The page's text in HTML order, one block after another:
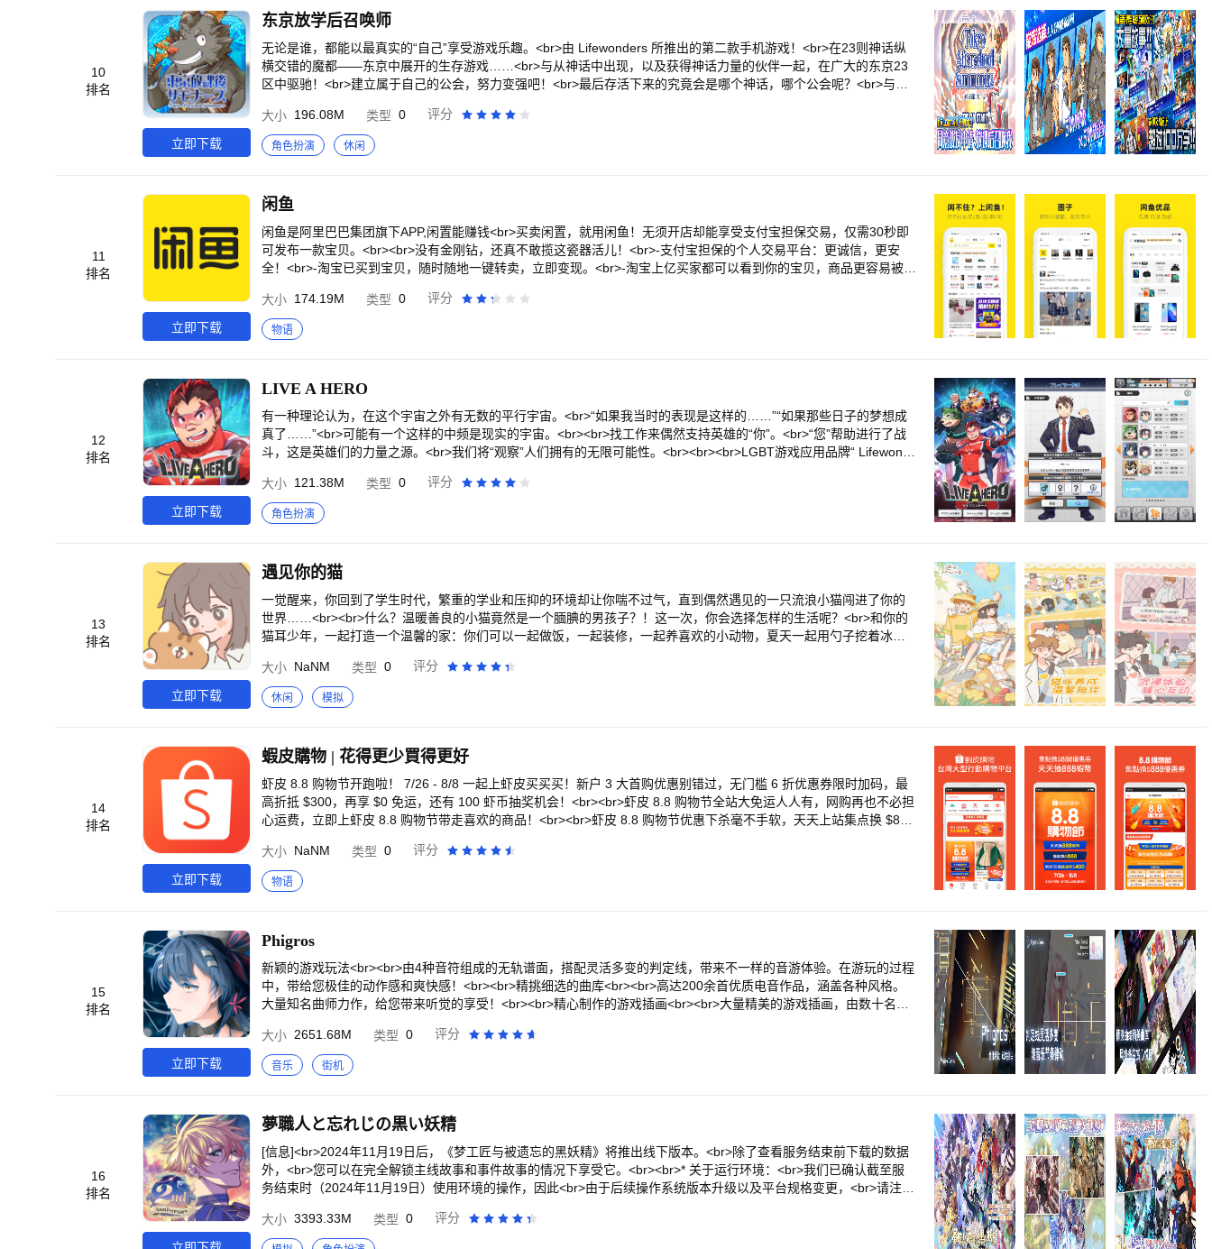
视频大片轻松剪！AI智能画质修复，视频图片都清晰。海量素材效果随心加，A爆朋友圈！<br><br>===美图AI全家桶
===<br>【AI闪光灯】<br>夜拍不怕暗，逆光也有救。AI人脸识别x自动提亮肤色。自然修复面部过曝、光线不足。昏
暗环境也能拍出氛围质感大片！<br><br>【AI绘画】<br>创意绘画神器，实现绘画自由。图生图，免关键词也无需排
队，驯服AI超简单！涂鸦生图，随意涂鸦秒变画作。<br>【AI修图】<br>超多神级AI功能，智能修图不费力。AI扩图，
自由扩画幅补画面；AI消除，无痕消除多余元素；AI滤镜，智能克隆电影色调。<br>【AI美容】<br>懂你的美容助
手：AI表情重塑，拯救表情尴尬；AI美发，百变发色发型，智能增发高颅顶，电子美发更具性价比。<br>【AI视频】<
无痕消除。<br>【AI写真】<br>AI生成场景妆造，轻写真、概念写真、形象照等超多风格，随时随地轻松出片！<br><
游吧！<br><br>■ 培养核心，4阶段装备强化无尽成长！<br>扑通扑通✪ ω ✪ 今天会解锁什么特性呢？ <br>装备强化
得越多，魔法能力和爆发伤害就越强大！<br>使用绚丽的外形和战斗技巧，亲自体验魔法少女的强大成长吧！<br><br
>■ 全新次元的冒险START！<br>世界BOSS，深层探险，魔物之巢... 9种战斗模式！<br>用层出不穷的物品突破极限
吧！<br>复杂感NO，放置不管就完成！
10
排名
立即下载
东京放学后召唤师
无论是谁，都能以最真实的“自己”享受游戏乐趣。<br>由 Lifewonders 所推出的第二款手机游戏！<br>在23则神话纵
横交错的魔都——东京中展开的生存游戏……<br>与从神话中出现，以及获得神话力量的伙伴一起，在广大的东京23
区中驱驰！<br>建立属于自己的公会，努力变强吧！<br>最后存活下来的究竟会是哪个神话，哪个公会呢？<br>与原
伴是什么性别和种族，<br>想匹配的组合都能结成恋爱关系，<br>撰写出属于你一人的爱情故事！<br><br>◆游戏价
格<br>游戏：免费畅玩<br>※游戏内提供部分付费商品。<br>游玩前请务必阅读使用条款。<br><br>◆透过以下网站
了解最新游戏信息<br>“官方网站“<br>https://housamo.jp<br>“官方X（原Twitter）“<br>https://twitter.com/4jhapp_lw
菜、伊瀬 茉莉也、伊藤 健太郎、伊藤 舞子、稲田 徹、稲葉 純弥、岩男 潤子、岩永 悠平、宇垣 秀成、牛木 理人、江
川 央生、大久保 瑠美、大谷 育江、大友 龍三郎、大浪 嘉仁、緒方 賢一、尾形 雅宏、小田 敏充、落合 福嗣、笠間
淳、加瀬 康之、かぬか 光明、木村 昴、樹元 オリエ、銀河 万丈、草尾 毅、楠 大典、熊本 健太、黒田 崇矢、幸田
承、後藤 ヒロキ、小林 由美子、子安 武人、小山 剛志、小山 力也、三瓶 由布子、島田 敏、志村 知幸、下総 一薫、
白熊 寛嗣、関 俊彦、関 智一、高木 渉、内匠 靖明、竹内 順子、竹内 良太、田中 真弓、千葉 千恵巳、てらそま まさ
輝、日野 聡、檜山 修之、平田 広明、福山 潤、宝亀 克寿、保坂 俊行、堀内 賢雄、増元 拓也、松井 菜桜子、松田 修
平、三木 眞一郎、三宅 健太、宮本 崇弘、村川 梨衣、森川 智之、山口 勝平、山本 希望、よねざわ たかし<br><br>
◆年龄分级<br>Indonesia Game Rating System (IGRS): 13+
大小 196.08M 类型 0 评分
角色扮演 休闲
11
排名
立即下载
闲鱼
闲鱼是阿里巴巴集团旗下APP,闲置能赚钱<br>买卖闲置，就用闲鱼！无须开店却能享受支付宝担保交易，仅需30秒即
可发布一款宝贝。<br><br>没有金刚钻，还真不敢揽这瓷器活儿！<br>-支付宝担保的个人交易平台：更诚信，更安
全！<br>-淘宝已买到宝贝，随时随地一键转卖，立即变现。<br>-淘宝上亿买家都可以看到你的宝贝，商品更容易被卖
孩子们用不着的玩具、物品，<br>同时也在这里交流着养儿育儿的心得经验，<br>这些东西她们给自己孩子用过，所
以，你放心！<br><br>许多达人混迹于此，<br>倒腾古书、镜头、模型、限量版篮球鞋等等，<br>他们在这儿不仅转
卖闲置，还结交到了同好朋友！<br>在新品市场找不到的，也许你可以在这试试！<br><br>最爱这儿的还是剁手党&#
alibaba-inc.com
大小 174.19M 类型 0 评分
物语
12
排名
立即下载
LIVE A HERO
有一种理论认为，在这个宇宙之外有无数的平行宇宙。<br>“如果我当时的表现是这样的……”“如果那些日子的梦想成
真了……”<br>可能有一个这样的中频是现实的宇宙。<br><br>找工作来偶然支持英雄的“你”。<br>“您”帮助进行了战
斗，这是英雄们的力量之源。<br>我们将“观察”人们拥有的无限可能性。<br><br><br>LGBT游戏应用品牌“ Lifewond
大小 121.38M 类型 0 评分
角色扮演
13
排名
立即下载
遇见你的猫
一觉醒来，你回到了学生时代，繁重的学业和压抑的环境却让你喘不过气，直到偶然遇见的一只流浪小猫闯进了你的
世界……<br><br>什么？温暖善良的小猫竟然是一个腼腆的男孩子？！这一次，你会选择怎样的生活呢？<br>和你的
猫耳少年，一起打造一个温馨的家：你们可以一起做饭，一起装修，一起养喜欢的小动物，夏天一起用勺子挖着冰西
互动漫画来呈现，需要通过你的思考和选择才能继续。当你收留的猫猫变成了人你会怎么办，去春游你会搭配怎么样
的衣服......<br>你的每一次互动，都有机会了解猫耳少年更多一点；每一次努力，都有机会离梦想近一步；每一次操作
都关系着故事是否继续，到底哪一个才是你最终的选择呢？<br>这次，你会如何选择？<br><br>【属于你的小屋】<br
带一个自己的小院子，你想在院子里种各种植物都行。<br>每当温暖阳光洒进小屋，你可以窝在摇摇椅里，看猫咪和
狗子在院子里肆意玩耍......<br><br>【云养猫的快乐】<br>你是否因为一些特殊原因不能饲养自己喜欢的小动物呢？
这次拥有了自己的小屋，再也不用担心妈妈不让我养猫啦！洗澡、吹毛、玩耍，养猫可真不是一件容易的事情，求帮
忙~~<br><br>【超精致穿搭】<br>女生们统一的烦恼——去年穿的是什么衣服？在这里完全不用担心，上百套服饰搭
配等你来探索哟！勇敢尝试和平时不一样的风格，不同的服饰搭配好像还能触发不一样的剧情呢！欸？要是给男生穿
呢？“喵圈”是一个神奇的地方，在这里你能了解到猫猫们的小秘密和搞笑日常......你会选择“悄悄围观”还是加上猫咪们
的好友和它们打成一片呢？<br><br>【趣味娃娃机】<br>没想到娃娃机也能抓猫？只要抓到就是你的！这些小猫居然
还有自己独特的性格和职业？还有超多装饰纪念物和零食，草莓布丁、马卡龙、珍珠奶茶......这么多好吃的零食，摆满
大小 NaNM 类型 0 评分
休闲 模拟
14
排名
立即下载
蝦皮購物 | 花得更少買得更好
虾皮 8.8 购物节开跑啦！ 7/26 - 8/8 一起上虾皮买买买！新户 3 大首购优惠别错过，无门槛 6 折优惠券限时加码，最
高折抵 $300，再享 $0 免运，还有 100 虾币抽奖机会！<br><br>虾皮 8.8 购物节全站大免运人人有，网购再也不必担
心运费，立即上虾皮 8.8 购物节带走喜欢的商品！<br><br>虾皮 8.8 购物节优惠下杀毫不手软，天天上站集点换 $888
虾皮 8.8 购物节，一起到虾皮购物吧！<br><br>虾皮购物为东南亚及台湾最大的线上购物平台及行动购物 App，提供
您值得信赖的支付机制、物流服务，以及友善的操作介面，让您随时随地都能轻松享受购物的乐趣、简单地经营属于
自己的卖场！<br><br>全新推出虾皮商城三大保障，正品保障、虾皮安心退、15 天鉴赏期，各式物超所值的商城商
了专属礼物，下载虾皮 APP 就能获取。不仅有全站 $100 优惠券，更有多样礼物任您挑选，快来领取为您准备好的礼
物吧！下载虾皮 APP 一起探索虾皮所提供的不同服务，各式购物需求皆能满足。<br><br>在虾皮，让您万家商店一次
逛足，满足您的各式购物需求，无论是生活必需品、美食伴手礼、饮料饮品、3C 家电、美妆保健、母婴用品等，各种
优惠与折扣让你无痛入手所需商品，更能享有多种贴心服务与购物新感受！<br><br>虾皮全站大免运人人有，线上购
活用品的新选择，24 小时全年无休，生活补货立即购，日用品、家用清洁、美妆保养、母婴用品、休闲零食、3C 配
件通通有，不必担心出门人挤人或是拿不动，虾皮​​直营帮您一键送到家！限定优惠加码再加码，让您买得便宜又安
心。<br><br>虾皮直播让您即时与卖家互动，了解最完整的商品资讯，更提供您多样专属优惠。除了领取虾币，月月
OPEE PREMIUM 优惠券供您使用，带走品牌商品不必心痛！<br><br>虾皮 18 号会员日，给您会员专属超值回馈；2
5 号商城狂购节，让您尽享大牌优惠，还有各式主题日等您探索，月月三档惊喜无极限！<br><br>现在，一起到虾皮
购物吧！<br><br><br>无时无刻随时随地，享受买卖东西的乐趣<br>• 浏览虾皮商城 － 网路商店包罗万象，虾皮承诺
三大保障安心无虞<br>• 探索每日发现 － 量身推荐专属商品，精准推荐服务比您更懂自己<br>• 挖掘限时特卖 － 一天
三档限时下杀，不用出国就能跟上世界潮流<br>• 观看虾皮直播 － 线上互动优惠放送，材质、颜色、款式一目了然<br
>• 获取虾币奖励 － 每日签到获得虾币，全站消费可直接折抵好划算<br>• 选虾皮店到店 － 更多元寄取件选择，智取
大小 NaNM 类型 0 评分
物语
15
排名
立即下载
Phigros
新颖的游戏玩法<br><br>由4种音符组成的无轨谱面，搭配灵活多变的判定线，带来不一样的音游体验。在游玩的过程
中，带给您极佳的动作感和爽快感！<br><br>精挑细选的曲库<br><br>高达200余首优质电音作品，涵盖各种风格。
大量知名曲师力作，给您带来听觉的享受！<br><br>精心制作的游戏插画<br><br>大量精美的游戏插画，由数十名优
大小 2651.68M 类型 0 评分
音乐 街机
16
排名
夢職人と忘れじの黒い妖精
[信息]<br>2024年11月19日后，《梦工匠与被遗忘的黑妖精》将推出线下版本。<br>除了查看服务结束前下载的数据
外，<br>您可以在完全解锁主线故事和事件故事的情况下享受它。<br><br>* 关于运行环境：<br>我们已确认截至服
务结束时（2024年11月19日）使用环境的操作，因此<br>由于后续操作系统版本升级以及平台规格变更，<br>请注
1200万次的《梦想100》之后，“梦想世界系列”的最新作品！<br>Gcrest为您带来的织梦奇幻职业RPG：《梦工匠与
被遗忘的黑妖精（梦黑）》<br><br>◇概要◇<br>梦想世界。这是一个人们依靠梦想的力量，比如强烈的感情和对未
大小 3393.33M 类型 0 评分